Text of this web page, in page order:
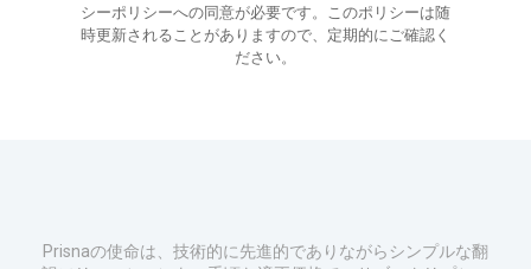
シーポリシーへの同意が必要です。このポリシーは随
時更新されることがありますので、定期的にご確認く
ださい。
Prisnaの使命は、技術的に先進的でありながらシンプルな翻